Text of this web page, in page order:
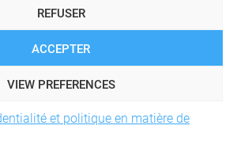
ACCEPTER
REFUSER
VIEW PREFERENCES
et politique en matière de
DES PLAINTES
D'INTÉRÊTS
financiers Fonds FMOQ inc.